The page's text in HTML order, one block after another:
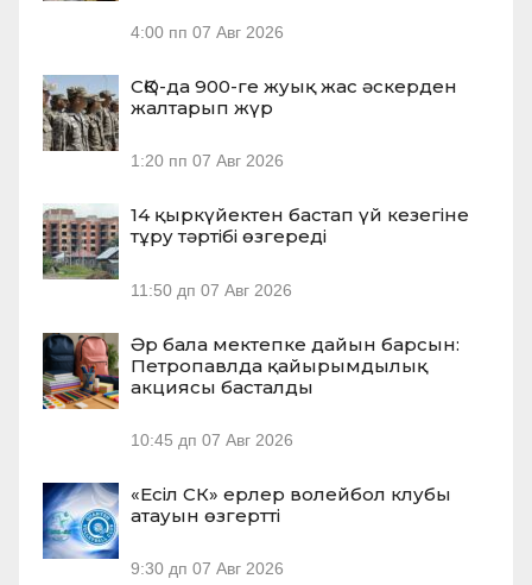
4:00 пп 07 Авг 2026
СҚО-да 900-ге жуық жас әскерден
жалтарып жүр
1:20 пп 07 Авг 2026
14 қыркүйектен бастап үй кезегіне
тұру тәртібі өзгереді
11:50 дп 07 Авг 2026
Әр бала мектепке дайын барсын:
Петропавлда қайырымдылық
акциясы басталды
10:45 дп 07 Авг 2026
«Есіл СК» ерлер волейбол клубы
атауын өзгертті
9:30 дп 07 Авг 2026